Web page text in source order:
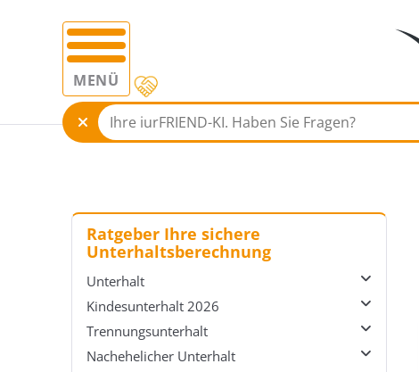
MENÜ
Ratgeber Ihre sichere
Unterhaltsberechnung
Unterhalt
Übersicht Unterhalt
Unterhaltsrecht
Unterhalt einfordern
Kindesunterhalt 2026
Übersicht Kindesunterhalt 2026
Düsseldorfer Tabelle
Trennungsunterhalt
Übersicht Trennungsunterhalt
Nachehelicher Unterhalt